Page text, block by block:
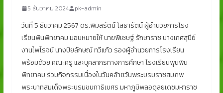
5 ธันวาคม 2024 pk-admin
วันที่ 5 ธันวาคม 2567 ดร.พิมลรัตน์ โสธารัตน์ ผู้อำนวยการโรง
เรียนพินพิทยาคม มอบหมายให้ นายพิเชษฐ์ รักษาราช นางเกศสุนีย์
งานไพโรจน์ นางปิยลักษณ์ ทวีแก้ว รองผู้อำนวยการโรงเรียน
พร้อมด้วย คณะครู และบุคลากรทางการศึกษา โรงเรียนพุนพิน
พิทยาคม ร่วมกิจกรรมเนื่องในวันคล้ายวันพระบรมราชสมภพ
พระบาทสมเด็จพระบรมชนกาธิเบศร มหาภูมิพลอดุลยเดชมหาราช